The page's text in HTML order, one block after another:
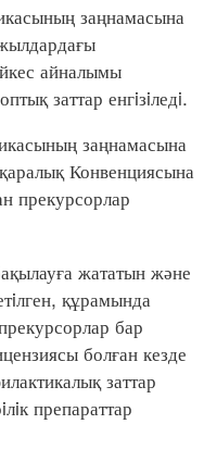
заңнамасына
айналымы
заттар енгiзiледi.
заңнамасына
Конвенциясына
прекурсорлар
жататын және
құрамында
бар
болған кезде
заттар
препараттар